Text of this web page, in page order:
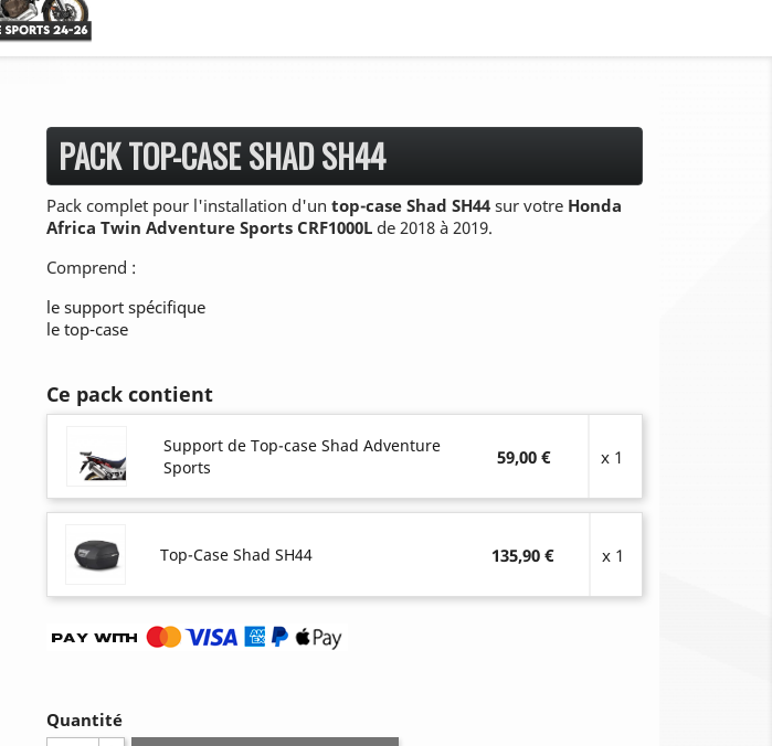
PACK TOP-CASE SHAD SH44
Pack complet pour l'installation d'un top-case Shad SH44 sur votre Honda
Africa Twin Adventure Sports CRF1000L de 2018 à 2019.
Comprend :
le support spécifique
le top-case
Ce pack contient
Support de Top-case Shad Adventure
Sports
59,00 € x 1
Top-Case Shad SH44 135,90 € x 1
Quantité